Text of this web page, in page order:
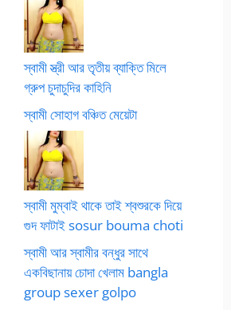
স্বামী স্ত্রী আর তৃতীয় ব্যাক্তি মিলে
গ্রুপ চুদাচুদির কাহিনি
স্বামী সোহাগ বঞ্চিত মেয়েটা
স্বামী মুম্বাই থাকে তাই শ্বশুরকে দিয়ে
গুদ ফাটাই sosur bouma choti
স্বামী আর স্বামীর বন্ধুর সাথে
একবিছানায় চোদা খেলাম bangla
group sexer golpo